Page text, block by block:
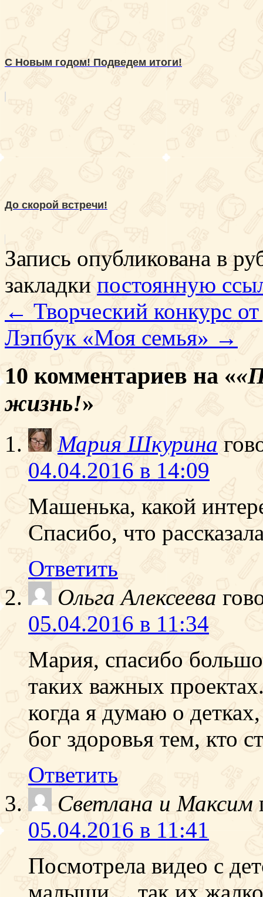
С Новым годом! Подведем итоги!
До скорой встречи!
Запись опубликована в
закладки постоянную
← Творческий конкурс
Лэпбук «Моя семья» →
10 комментариев на «
жизнь!»
Мария Шкурина
04.04.2016 в 14:09
Машенька, какой
Спасибо, что
Ответить
Ольга Алексеева
05.04.2016 в 11:34
Мария, спасибо
таких важных
когда я думаю о
бог здоровья тем, кто
Ответить
Светлана и Максим
05.04.2016 в 11:41
Посмотрела видео с
малыши… так их